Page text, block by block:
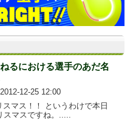
るにおける選手のあだ名
12-25 12:00
スマス！！ というわけで本日
スマスですね。.....